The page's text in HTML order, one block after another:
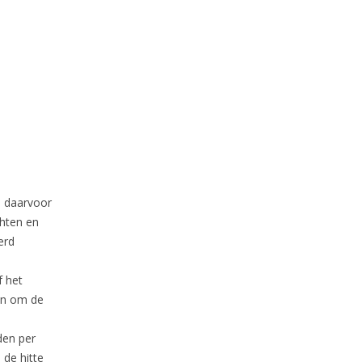
daarvoor
en
het
om de
per
de hitte